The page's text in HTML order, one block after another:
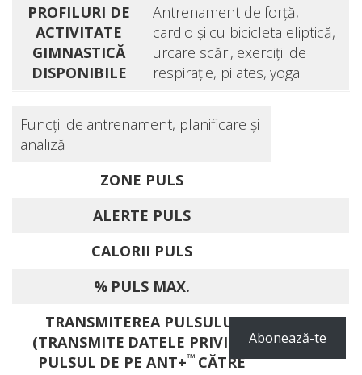
PROFILURI DE
ACTIVITATE
GIMNASTICĂ
DISPONIBILE
Antrenament de forţă,
cardio şi cu bicicleta eliptică,
urcare scări, exerciţii de
respiraţie, pilates, yoga
Funcţii de antrenament, planificare şi
analiză
ZONE PULS
ALERTE PULS
CALORII PULS
% PULS MAX.
TRANSMITEREA PULSULUI
(TRANSMITE DATELE PRIVIND
PULSUL DE PE ANT+™CĂTRE
Abonează-te